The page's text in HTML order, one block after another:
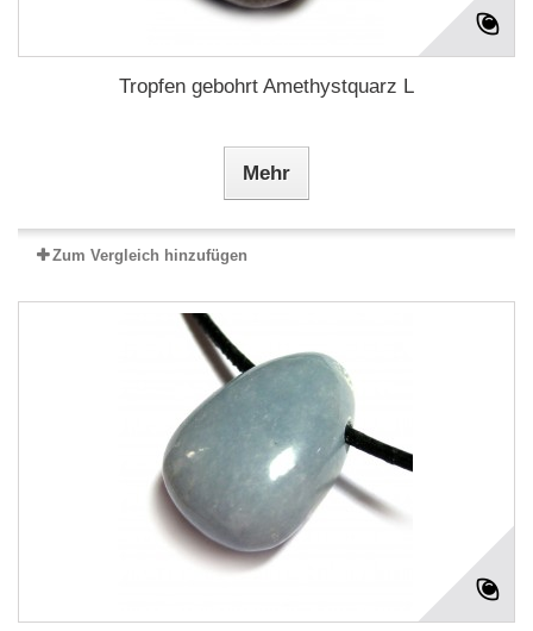
Tropfen gebohrt Amethystquarz L
Mehr
Zum Vergleich hinzufügen